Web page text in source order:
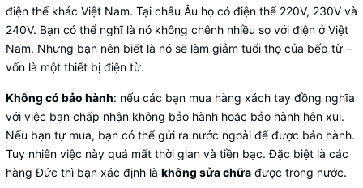
điện thế khác Việt Nam. Tại châu Âu họ có điện thế 220V, 230V và
240V. Bạn có thể nghĩ là nó không chênh nhiều so với điện ở Việt
Nam. Nhưng bạn nên biết là nó sẽ làm giảm tuổi thọ của bếp từ –
vốn là một thiết bị điện từ.
Không có bảo hành: nếu các bạn mua hàng xách tay đồng nghĩa
với việc bạn chấp nhận không bảo hành hoặc bảo hành hên xui.
Nếu bạn tự mua, bạn có thể gửi ra nước ngoài để được bảo hành.
Tuy nhiên việc này quá mất thời gian và tiền bạc. Đặc biệt là các
hàng Đức thì bạn xác định là không sửa chữa được trong nước.